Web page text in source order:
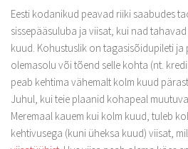
Eesti kodanikud peavad riiki saabudes
sissepääsuluba ja viisat, kui nad
kuud. Kohustuslik on tagasisõidupileti
olemasolu või tõend selle kohta (nt.
peab kehtima vähemalt kolm kuud
Juhul, kui teie plaanid kohapeal
Meremaal kauem kui kolm kuud, tuleb
kehtivusega (kuni üheksa kuud) viisat,